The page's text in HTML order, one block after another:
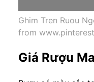
Ghim Tren Ruou
from
Giá Rượu